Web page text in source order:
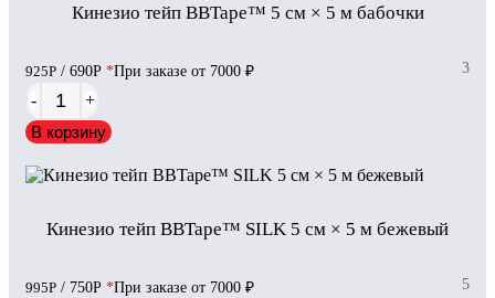
Кинезио тейп BBTape™ 5 см × 5 м бабочки
925Р / 690Р *При заказе от 7000 ₽ 3
-
+
В корзину
Кинезио тейп BBTape™ SILK 5 см × 5 м бежевый
995Р / 750Р *При заказе от 7000 ₽ 5